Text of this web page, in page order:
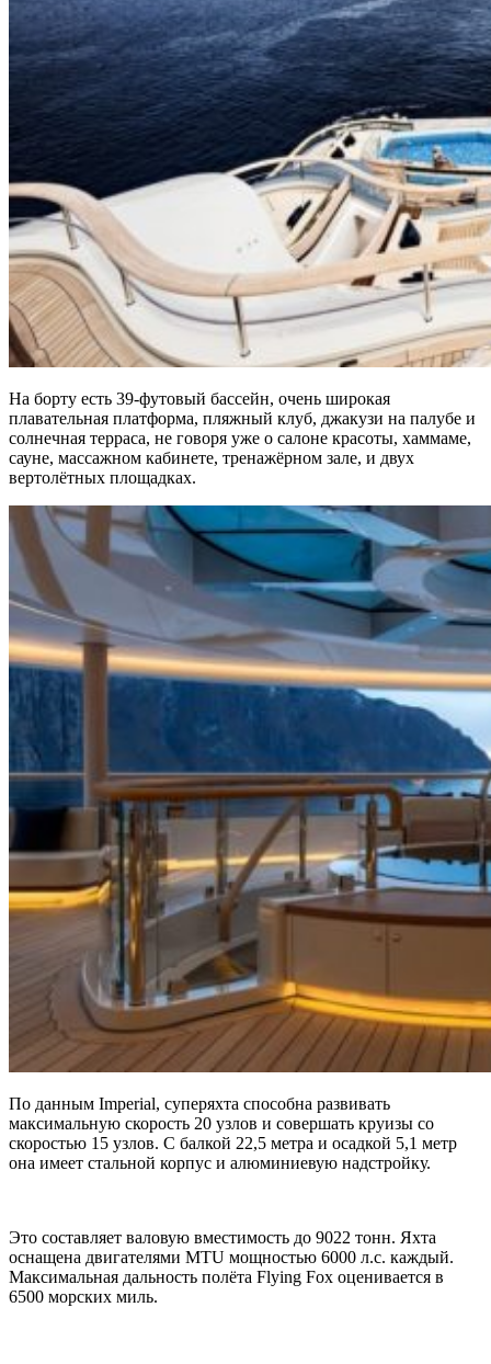
На борту есть 39-футовый бассейн, очень широкая
плавательная платформа, пляжный клуб, джакузи на палубе и
солнечная терраса, не говоря уже о салоне красоты, хаммаме,
сауне, массажном кабинете, тренажёрном зале, и двух
вертолётных площадках.
По данным Imperial, суперяхта способна развивать
максимальную скорость 20 узлов и совершать круизы со
скоростью 15 узлов. С балкой 22,5 метра и осадкой 5,1 метр
она имеет стальной корпус и алюминиевую надстройку.
Это составляет валовую вместимость до 9022 тонн. Яхта
оснащена двигателями MTU мощностью 6000 л.с. каждый.
Максимальная дальность полёта Flying Fox оценивается в
6500 морских миль.